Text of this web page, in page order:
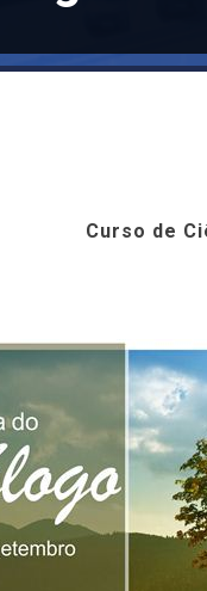
Curso de